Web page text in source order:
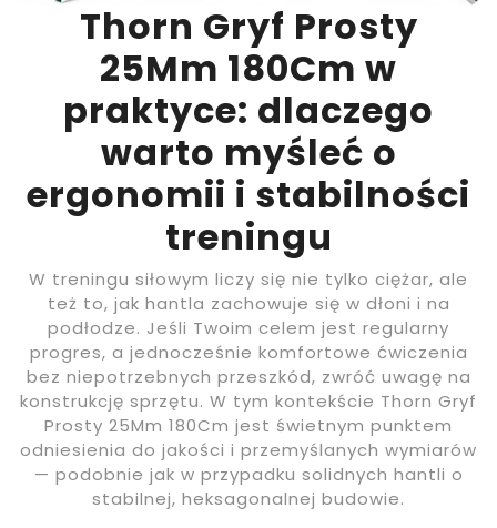
Thorn Gryf Prosty
25Mm 180Cm w
praktyce: dlaczego
warto myśleć o
ergonomii i stabilności
treningu
W treningu siłowym liczy się nie tylko ciężar, ale
też to, jak hantla zachowuje się w dłoni i na
podłodze. Jeśli Twoim celem jest regularny
progres, a jednocześnie komfortowe ćwiczenia
bez niepotrzebnych przeszkód, zwróć uwagę na
konstrukcję sprzętu. W tym kontekście Thorn Gryf
Prosty 25Mm 180Cm jest świetnym punktem
odniesienia do jakości i przemyślanych wymiarów
— podobnie jak w przypadku solidnych hantli o
stabilnej, heksagonalnej budowie.